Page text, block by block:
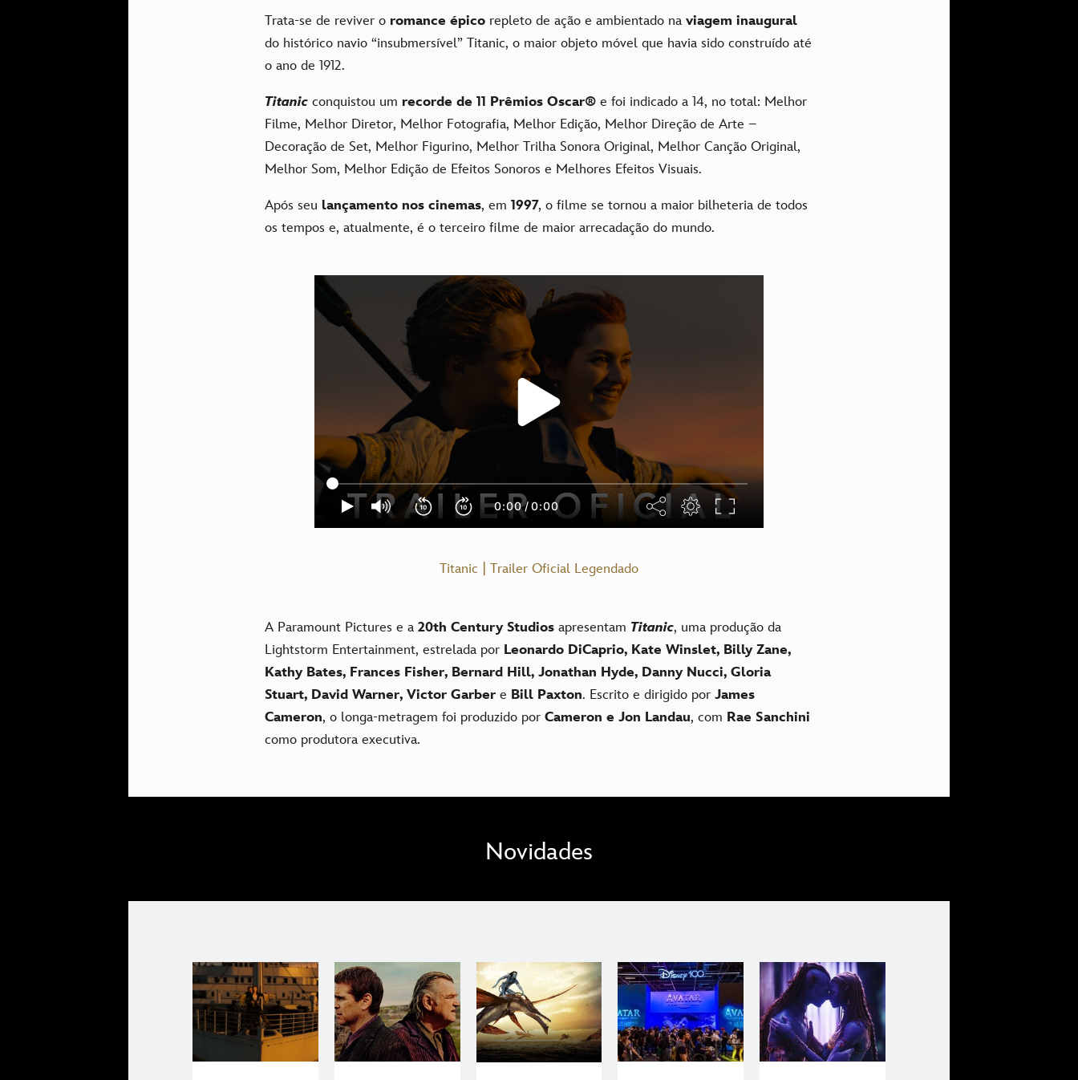
Trata-se de reviver o romance épico repleto de ação e ambientado na viagem inaugural
do histórico navio “insubmersível” Titanic, o maior objeto móvel que havia sido construído até
o ano de 1912.
Titanic conquistou um recorde de 11 Prêmios Oscar® e foi indicado a 14, no total: Melhor
Filme, Melhor Diretor, Melhor Fotografia, Melhor Edição, Melhor Direção de Arte –
Decoração de Set, Melhor Figurino, Melhor Trilha Sonora Original, Melhor Canção Original,
Melhor Som, Melhor Edição de Efeitos Sonoros e Melhores Efeitos Visuais.
Após seu lançamento nos cinemas, em 1997, o filme se tornou a maior bilheteria de todos
os tempos e, atualmente, é o terceiro filme de maior arrecadação do mundo.
Titanic | Trailer Oficial Legendado
A Paramount Pictures e a 20th Century Studios apresentam Titanic, uma produção da
Lightstorm Entertainment, estrelada por Leonardo DiCaprio, Kate Winslet, Billy Zane,
Kathy Bates, Frances Fisher, Bernard Hill, Jonathan Hyde, Danny Nucci, Gloria
Stuart, David Warner, Victor Garber e Bill Paxton. Escrito e dirigido por James
Cameron, o longa-metragem foi produzido por Cameron e Jon Landau, com Rae Sanchini
como produtora executiva.
Novidades